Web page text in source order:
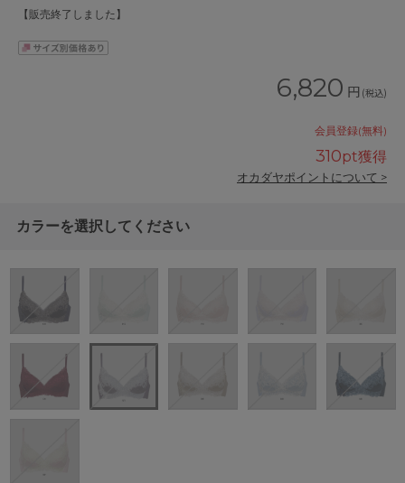
【販売終了しました】
6,820 円 (税込)
会員登録(無料)
310pt獲得
オカダヤポイントについて >
カラーを選択してください